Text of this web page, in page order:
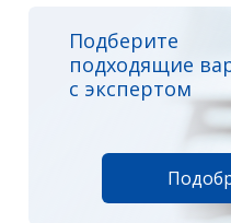
Подберите
подходящие
с экспертом